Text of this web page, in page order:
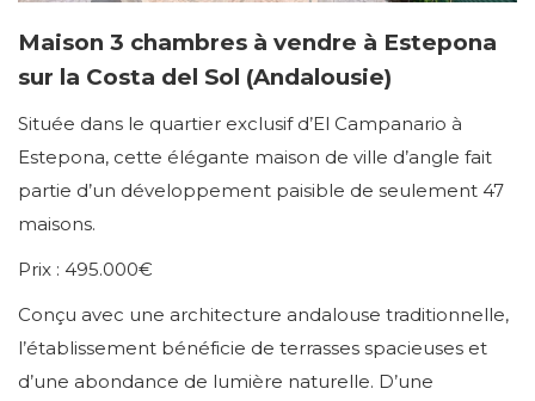
Maison 3 chambres à vendre à Estepona
sur la Costa del Sol (Andalousie)
Située dans le quartier exclusif d’El Campanario à
Estepona, cette élégante maison de ville d’angle fait
partie d’un développement paisible de seulement 47
maisons.
Prix : 495.000€
Conçu avec une architecture andalouse traditionnelle,
l’établissement bénéficie de terrasses spacieuses et
d’une abondance de lumière naturelle. D’une